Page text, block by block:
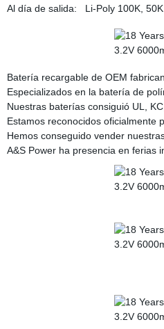
Al día de salida: Li-Poly 100K,
Batería recargable de OEM
Especializados en la batería de
Nuestras baterías consiguió UL,
Estamos reconocidos oficialmente
Hemos conseguido vender
A&S Power ha presencia en ferias